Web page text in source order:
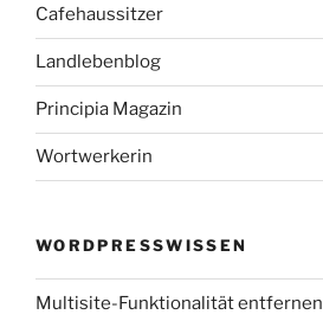
Cafehaussitzer
Landlebenblog
Principia Magazin
Wortwerkerin
WORDPRESSWISSEN
Multisite-Funktionalität entfernen